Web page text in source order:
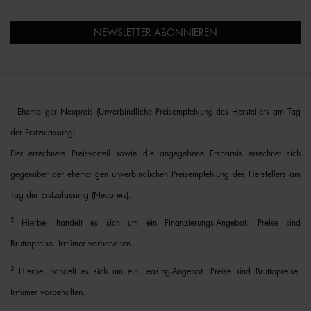
NEWSLETTER ABONNIEREN
Ehemaliger Neupreis (Unverbindliche Preisempfehlung des Herstellers am Tag
der Erstzulassung).
Der errechnete Preisvorteil sowie die angegebene Ersparnis errechnet sich
gegenüber der ehemaligen unverbindlichen Preisempfehlung des Herstellers am
Tag der Erstzulassung (Neupreis).
2 Hierbei handelt es sich um ein Finanzierungs-Angebot. Preise sind
Bruttopreise. Irrtümer vorbehalten.
3 Hierbei handelt es sich um ein Leasing-Angebot. Preise sind Bruttopreise.
Irrtümer vorbehalten.